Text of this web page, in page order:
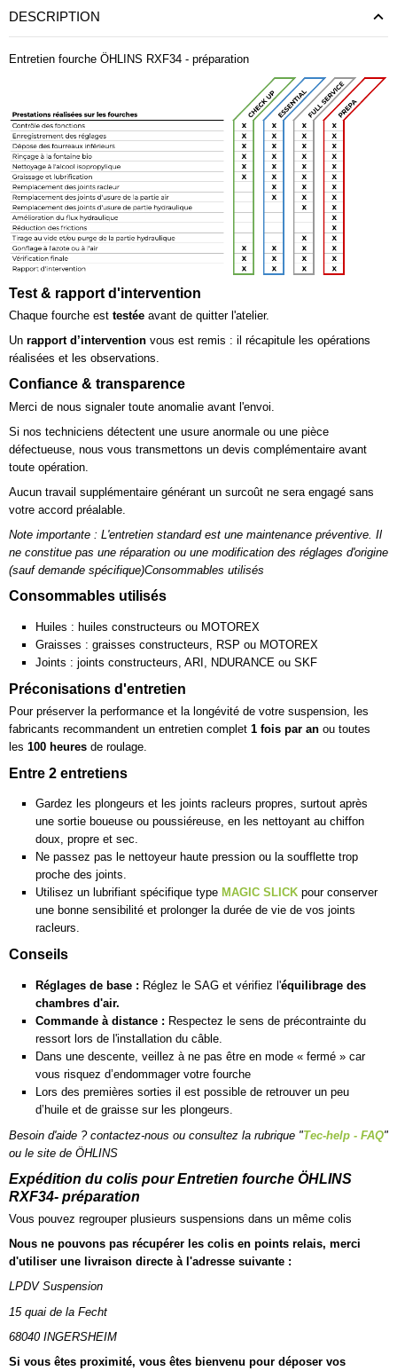
DESCRIPTION
Entretien fourche ÖHLINS RXF34 - préparation
Test & rapport d'intervention
Chaque fourche est testée avant de quitter l'atelier.
Un rapport d’intervention vous est remis : il récapitule les opérations
réalisées et les observations.
Confiance & transparence
Merci de nous signaler toute anomalie avant l'envoi.
Si nos techniciens détectent une usure anormale ou une pièce
défectueuse, nous vous transmettons un devis complémentaire avant
toute opération.
Aucun travail supplémentaire générant un surcoût ne sera engagé sans
votre accord préalable.
Note importante : L'entretien standard est une maintenance préventive. Il
ne constitue pas une réparation ou une modification des réglages d'origine
(sauf demande spécifique)Consommables utilisés
Consommables utilisés
Huiles : huiles constructeurs ou MOTOREX
Graisses : graisses constructeurs, RSP ou MOTOREX
Joints : joints constructeurs, ARI, NDURANCE ou SKF
Préconisations d'entretien
Pour préserver la performance et la longévité de votre suspension, les
fabricants recommandent un entretien complet 1 fois par an ou toutes
les 100 heures de roulage.
Entre 2 entretiens
Gardez les plongeurs et les joints racleurs propres, surtout après
une sortie boueuse ou poussiéreuse, en les nettoyant au chiffon
doux, propre et sec.
Ne passez pas le nettoyeur haute pression ou la soufflette trop
proche des joints.
Utilisez un lubrifiant spécifique type MAGIC SLICK pour conserver
une bonne sensibilité et prolonger la durée de vie de vos joints
racleurs.
Conseils
Réglages de base : Réglez le SAG et vérifiez l'équilibrage des
chambres d'air.
Commande à distance : Respectez le sens de précontrainte du
ressort lors de l'installation du câble.
Dans une descente, veillez à ne pas être en mode « fermé » car
vous risquez d’endommager votre fourche
Lors des premières sorties il est possible de retrouver un peu
d’huile et de graisse sur les plongeurs.
Besoin d'aide ? contactez-nous ou consultez la rubrique "Tec-help - FAQ"
ou le site de ÖHLINS
Expédition du colis pour Entretien fourche ÖHLINS
RXF34- préparation
Vous pouvez regrouper plusieurs suspensions dans un même colis
Nous ne pouvons pas récupérer les colis en points relais, merci
d'utiliser une livraison directe à l'adresse suivante :
LPDV Suspension
15 quai de la Fecht
68040 INGERSHEIM
Si vous êtes proximité, vous êtes bienvenu pour déposer vos